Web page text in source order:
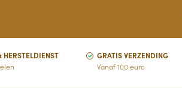
HERSTELDIENST
GRATIS VERZENDING
Vanaf 100 euro